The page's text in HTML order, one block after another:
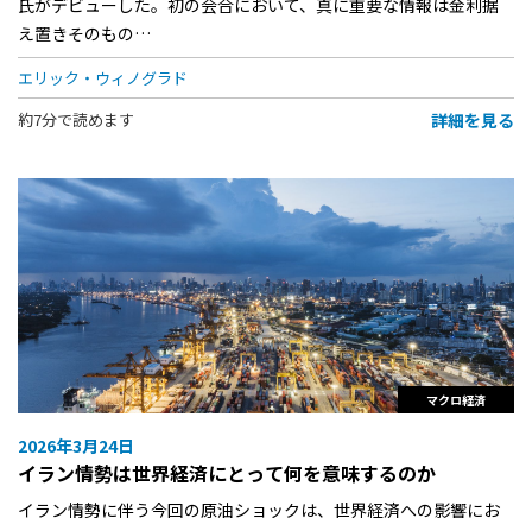
え置きそのもの…
エリック・ウィノグラド
約7分で読めます
詳細を見る
マクロ経済
2026年3月24日
イラン情勢は世界経済にとって何を意味するのか
イラン情勢に伴う今回の原油ショックは、世界経済への影響にお